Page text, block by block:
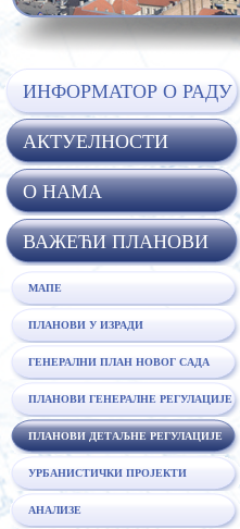
ИНФОРМАТОР О РАДУ
АКТУЕЛНОСТИ
O НАМА
ВАЖЕЋИ ПЛАНОВИ
МАПЕ
ПЛАНОВИ У ИЗРАДИ
ГЕНЕРАЛНИ ПЛАН НОВОГ САДА
ПЛАНОВИ ГЕНЕРАЛНЕ РЕГУЛАЦИЈЕ
ПЛАНОВИ ДЕТАЉНЕ РЕГУЛАЦИЈЕ
УРБАНИСТИЧКИ ПРОЈЕКТИ
АНАЛИЗЕ